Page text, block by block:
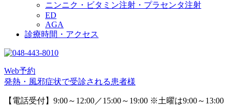
ニンニク・ビタミン注射・プラセンタ注射
ED
AGA
診療時間・アクセス
Web予約
発熱・風邪症状で受診される患者様
【電話受付】9:00～12:00／15:00～19:00 ※土曜は9:00～13:00